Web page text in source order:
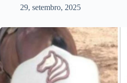
29, setembro, 2025